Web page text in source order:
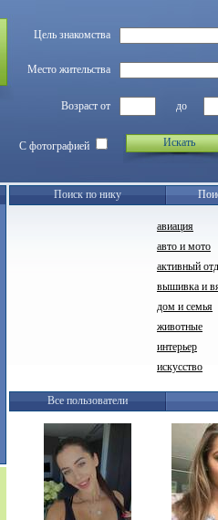
Цель знакомства
Место жительства
Возраст от до
С фотографией Искать
Поиск по нику
авиация
авто и мото
активный
вышивка и
дом и семья
животные
интерьер
искусство
Все пользователи